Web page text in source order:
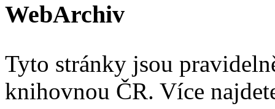
WebArchiv
Tyto stránky jsou
knihovnou ČR. Více